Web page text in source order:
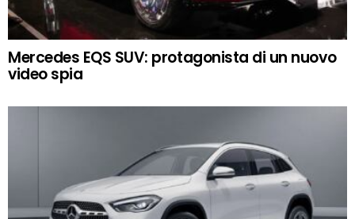
Mercedes EQS SUV: protagonista di un nuovo
video spia